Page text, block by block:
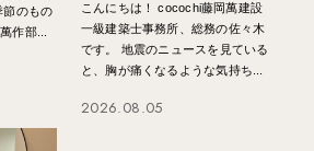
節のもの
作部...
こんにちは！ cocochi藤岡萬建設
一級建築士事務所、総務の佐々木
です。 地震のニュースを見ている
と、胸が痛くなるような気持ち...
2026.08.05